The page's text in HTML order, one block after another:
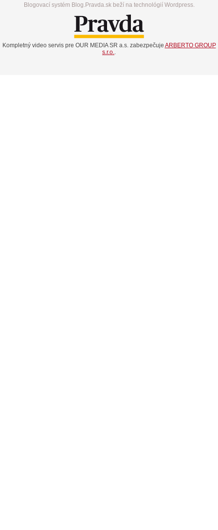
Blogovací systém Blog.Pravda.sk beží na technológií Wordpress.
Kompletný video servis pre OUR MEDIA SR a.s. zabezpečuje ARBERTO GROUP
s.r.o..